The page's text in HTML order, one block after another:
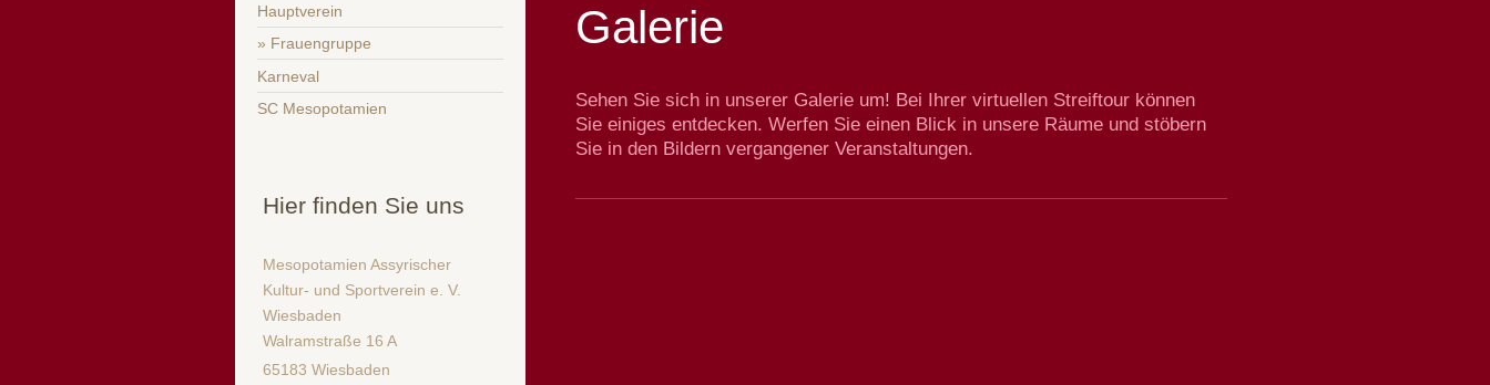
Galerie
Sehen Sie sich in unserer Galerie um! Bei Ihrer virtuellen Streiftour können
Sie einiges entdecken. Werfen Sie einen Blick in unsere Räume und stöbern
Sie in den Bildern vergangener Veranstaltungen.
Hauptverein
Frauengruppe
Karneval
SC Mesopotamien
Hier finden Sie uns
Mesopotamien Assyrischer
Kultur- und Sportverein e. V.
Wiesbaden
Walramstraße 16 A
65183 Wiesbaden